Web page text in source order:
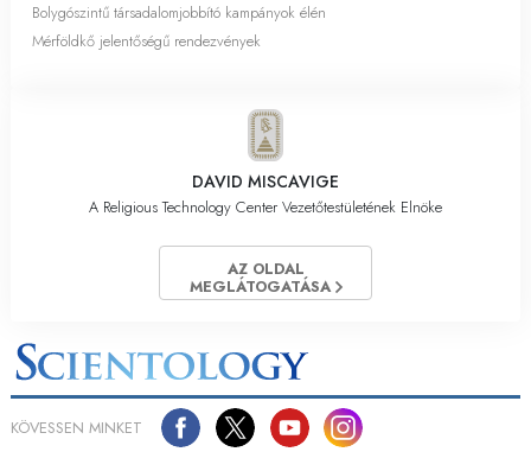
Bolygószintű társadalomjobbító kampányok élén
Mérföldkő jelentőségű rendezvények
DAVID MISCAVIGE
A Religious Technology Center Vezetőtestületének Elnöke
AZ OLDAL
MEGLÁTOGATÁSA
KÖVESSEN MINKET